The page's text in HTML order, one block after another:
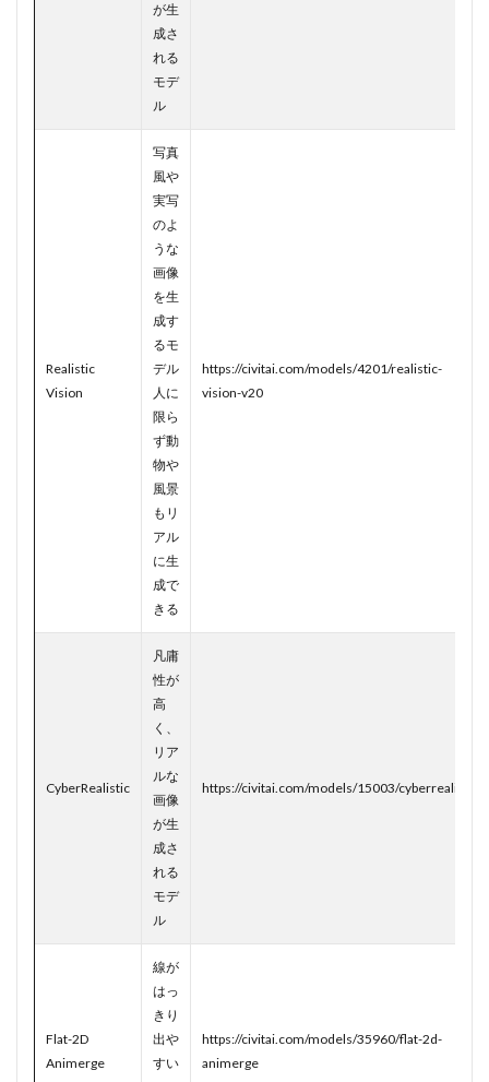
が生
成さ
れる
モデ
ル
Realistic
Vision
写真
風や
実写
のよ
うな
画像
を生
成す
るモ
デル
人に
限ら
ず動
物や
風景
もリ
アル
に生
成で
きる
https://civitai.com/models/4201/realistic-
vision-v20
CyberRealistic
凡庸
性が
高
く、
リア
ルな
画像
が生
成さ
れる
モデ
ル
https://civitai.com/models/15003/cyberrealistic
Flat-2D
Animerge
線が
はっ
きり
出や
すい
https://civitai.com/models/35960/flat-2d-
animerge